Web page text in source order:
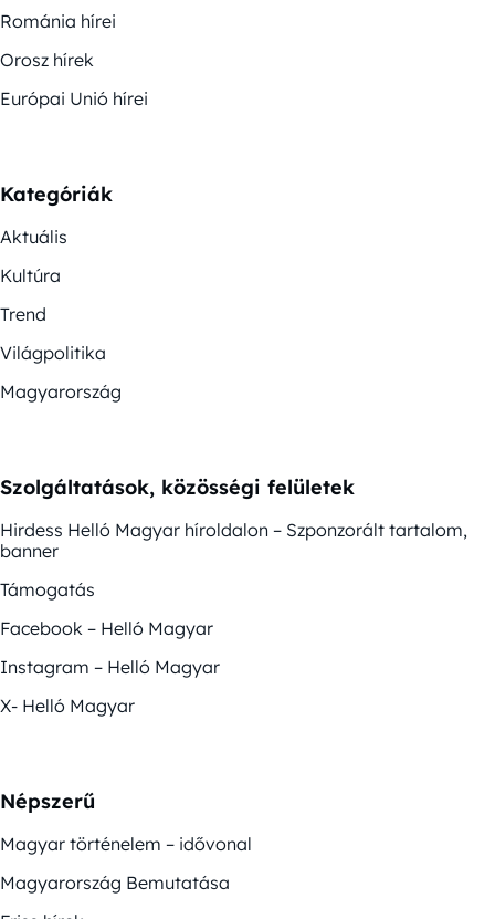
Románia hírei
Orosz hírek
Európai Unió hírei
Kategóriák
Aktuális
Kultúra
Trend
Világpolitika
Magyarország
Szolgáltatások, közösségi felületek
Hirdess Helló Magyar híroldalon – Szponzorált tartalom,
banner
Támogatás
Facebook – Helló Magyar
Instagram – Helló Magyar
X- Helló Magyar
Népszerű
Magyar történelem – idővonal
Magyarország Bemutatása